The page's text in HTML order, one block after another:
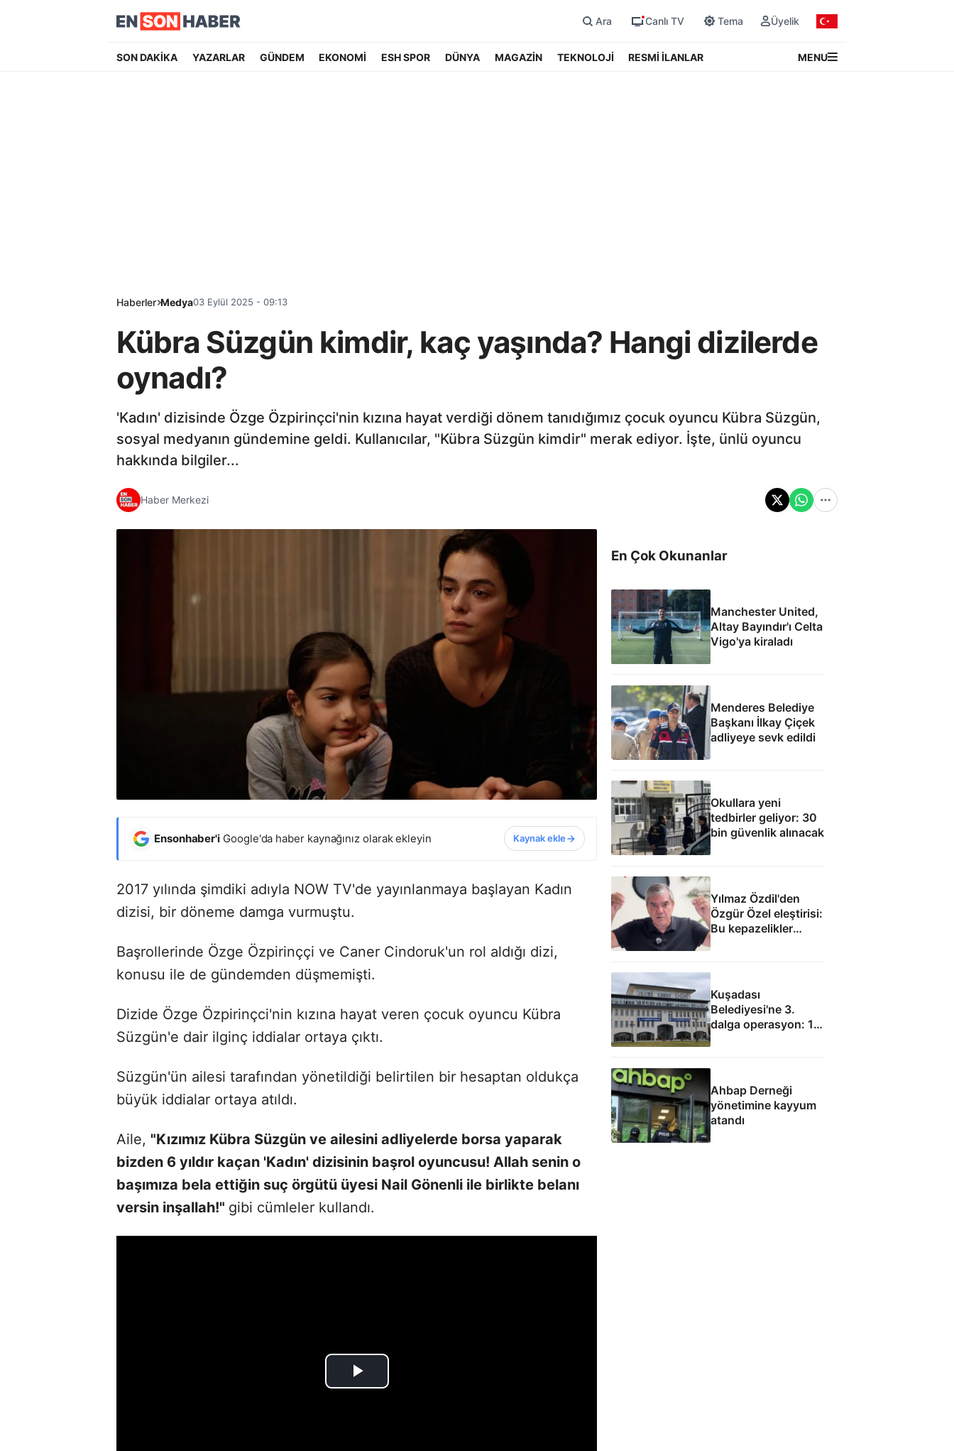
Ara Canlı TV Tema Üyelik
SON DAKİKA YAZARLAR GÜNDEM EKONOMİ ESH SPOR DÜNYA MAGAZİN TEKNOLOJİ RESMİ İLANLAR MENU
Haberler Medya03 Eylül 2025 - 09:13
Kübra Süzgün kimdir, kaç yaşında? Hangi dizilerde
oynadı?
'Kadın' dizisinde Özge Özpirinçci'nin kızına hayat verdiği dönem tanıdığımız çocuk oyuncu Kübra Süzgün,
sosyal medyanın gündemine geldi. Kullanıcılar, "Kübra Süzgün kimdir" merak ediyor. İşte, ünlü oyuncu
hakkında bilgiler...
Haber Merkezi
Ensonhaber'i Google'da haber kaynağınız olarak ekleyin Kaynak ekle
2017 yılında şimdiki adıyla NOW TV'de yayınlanmaya başlayan Kadın
dizisi, bir döneme damga vurmuştu.
Başrollerinde Özge Özpirinççi ve Caner Cindoruk'un rol aldığı dizi,
konusu ile de gündemden düşmemişti.
Dizide Özge Özpirinçci'nin kızına hayat veren çocuk oyuncu Kübra
Süzgün'e dair ilginç iddialar ortaya çıktı.
Süzgün'ün ailesi tarafından yönetildiği belirtilen bir hesaptan oldukça
büyük iddialar ortaya atıldı.
Aile, "Kızımız Kübra Süzgün ve ailesini adliyelerde borsa yaparak
bizden 6 yıldır kaçan 'Kadın' dizisinin başrol oyuncusu! Allah senin o
başımıza bela ettiğin suç örgütü üyesi Nail Gönenli ile birlikte belanı
versin inşallah!" gibi cümleler kullandı.
En Çok Okunanlar
Manchester United,
Altay Bayındır'ı Celta
Vigo'ya kiraladı
Menderes Belediye
Başkanı İlkay Çiçek
adliyeye sevk edildi
Okullara yeni
tedbirler geliyor: 30
bin güvenlik alınacak
Yılmaz Özdil'den
Özgür Özel eleştirisi:
Bu kepazelikler
yüzünden
Kuşadası
Belediyesi'ne 3.
dalga operasyon: 15
gözaltı
Ahbap Derneği
yönetimine kayyum
atandı